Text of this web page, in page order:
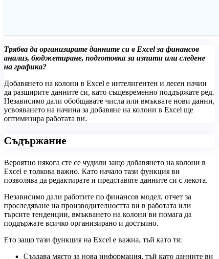
Трябва да организирате данните си в Excel за финансов
анализ, бюджетиране, подготовка за изпити или следене
на графика?
Добавянето на колони в Excel е интелигентен и лесен начин
да разширите данните си, като същевременно поддържате ред.
Независимо дали обобщавате числа или вмъквате нови данни,
усвояването на начина за добавяне на колони в Excel ще
оптимизира работата ви.
Съдържание
Вероятно някога сте се чудили защо добавянето на колони в
Excel е толкова важно. Като начало тази функция ви
позволява да редактирате и представяте данните си с лекота.
Независимо дали работите по финансов модел, отчет за
проследяване на производителността ви в работата или
търсите тенденции, вмъкването на колони ви помага да
поддържате всичко организирано и достъпно.
Ето защо тази функция на Excel е важна, тъй като тя:
Създава място за нова информация, тъй като данните ви